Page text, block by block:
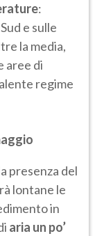
:
e sulle
la media,
aree di
regime
presenza del
lontane le
in
aria un po’